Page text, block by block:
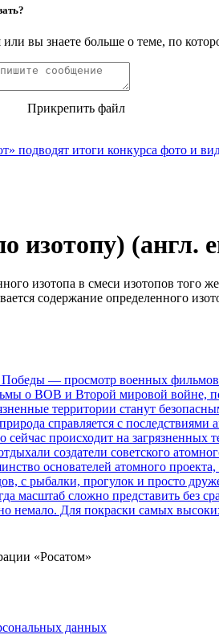
или вы знаете больше о теме, по
Прикрепить файл
подводят итоги конкурса фото и
изотопу) (англ.
изотопа в смеси изотопов того
содержание определенного
Победы — просмотр военных фильмов
о ВОВ и Второй мировой войне,
территории станут
справляется с
происходит на загрязненных
создатели советского
основателей атомного
с рыбалки, прогулок и просто
масштаб сложно представить без
немало. Для покраски самых
«Росатом»
данных